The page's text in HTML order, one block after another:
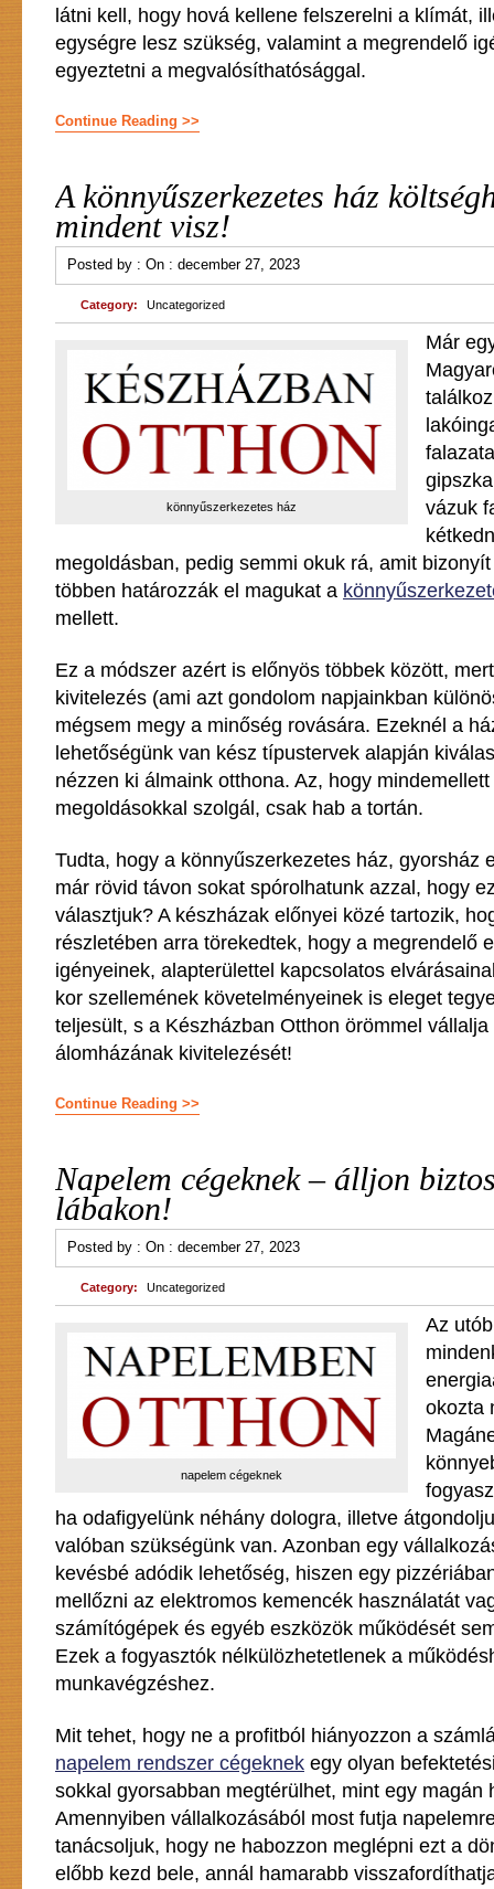
látni kell, hogy hová kellene felszerelni a klímát,
egységre lesz szükség, valamint a megrendelő
egyeztetni a megvalósíthatósággal.
Continue Reading >>
A könnyűszerkezetes ház
mindent visz!
Posted by : On : december 27, 2023
Category: Uncategorized
könnyűszerkezetes ház
Már
vázuk
megoldásban, pedig semmi okuk rá, amit
többen határozzák el magukat a
mellett.
Ez a módszer azért is előnyös többek között,
kivitelezés (ami azt gondolom napjainkban
mégsem megy a minőség rovására. Ezeknél a
lehetőségünk van kész típustervek alapján
nézzen ki álmaink otthona. Az, hogy
megoldásokkal szolgál, csak hab a tortán.
Tudta, hogy a könnyűszerkezetes ház, gyorsház
már rövid távon sokat spórolhatunk azzal, hogy
választjuk? A készházak előnyei közé tartozik,
részletében arra törekedtek, hogy a megrendelő
igényeinek, alapterülettel kapcsolatos
kor szellemének követelményeinek is eleget
teljesült, s a Készházban Otthon örömmel vállalja
álomházának kivitelezését!
Continue Reading >>
Napelem cégeknek – álljon
lábakon!
Posted by : On : december 27, 2023
Category: Uncategorized
napelem cégeknek
Az
okozta
ha odafigyelünk néhány dologra, illetve
valóban szükségünk van. Azonban egy
kevésbé adódik lehetőség, hiszen egy
mellőzni az elektromos kemencék használatát
számítógépek és egyéb eszközök működését
Ezek a fogyasztók nélkülözhetetlenek a
munkavégzéshez.
Mit tehet, hogy ne a profitból hiányozzon a
napelem rendszer cégeknek egy olyan
sokkal gyorsabban megtérülhet, mint egy magán
Amennyiben vállalkozásából most futja
tanácsoljuk, hogy ne habozzon meglépni ezt a
előbb kezd bele, annál hamarabb